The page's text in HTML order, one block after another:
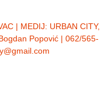
| MEDIJ: URBAN CITY,
Popović | 062/565-